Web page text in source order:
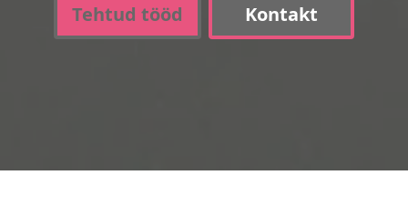
Tehtud tööd Kontakt